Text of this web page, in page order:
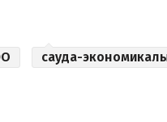
сауда-